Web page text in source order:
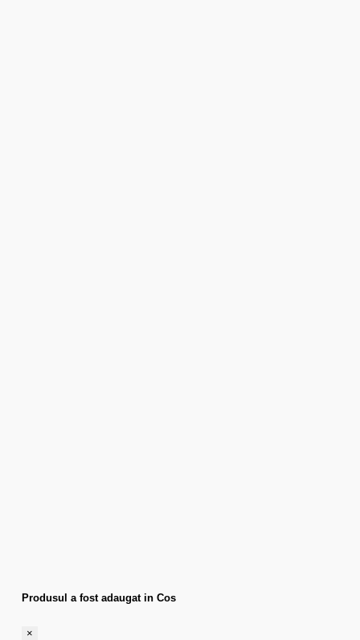
Produsul a fost adaugat in Cos
×